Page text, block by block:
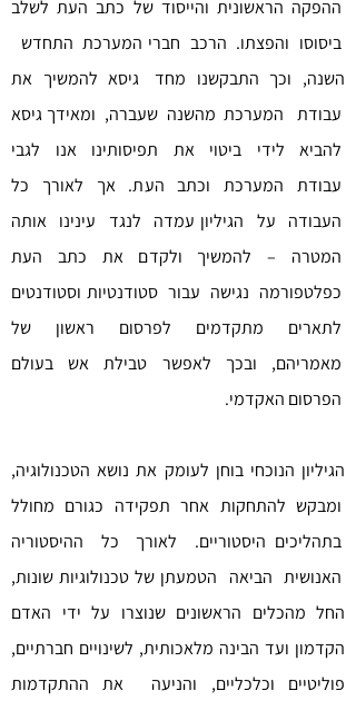
ההפקה הראשונית והייסוד של כתב העת לשלב
ביסוסו והפצתו. הרכב חברי המערכת התחדש
השנה, וכך התבקשנו מחד גיסא להמשיך את
עבודת המערכת מהשנה שעברה, ומאידך גיסא
להביא לידי ביטוי את תפיסותינו אנו לגבי
עבודת המערכת וכתב העת. אך לאורך כל
העבודה על הגיליון עמדה לנגד עינינו אותה
המטרה – להמשיך ולקדם את כתב העת
כפלטפורמה נגישה עבור סטודנטיות וסטודנטים
לתארים מתקדמים לפרסום ראשון של
מאמריהם, ובכך לאפשר טבילת אש בעולם
הפרסום האקדמי.
הגיליון הנוכחי בוחן לעומק את נושא הטכנולוגיה,
ומבקש להתחקות אחר תפקידה כגורם מחולל
בתהליכים היסטוריים. לאורך כל ההיסטוריה
האנושית הביאה הטמעתן של טכנולוגיות שונות,
החל מהכלים הראשונים שנוצרו על ידי האדם
הקדמון ועד הבינה מלאכותית, לשינויים חברתיים,
פוליטיים וכלכליים, והניעה את ההתקדמות